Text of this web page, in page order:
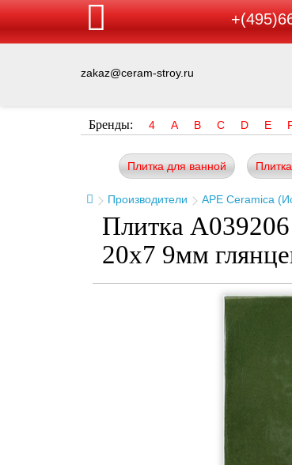
zakaz@ceram-stroy.ru
Бренды: 4 A B C D E
Плитка для ванной
Производители APE Ceramica
Плитка
20x7 9мм